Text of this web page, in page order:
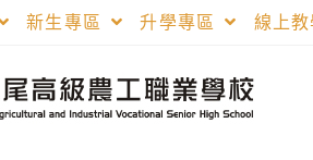
新生專區 升學專區 線上